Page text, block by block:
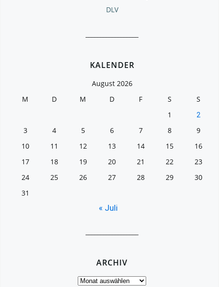
DLV
KALENDER
August 2026
M
D M D F S
S
1
2
3 4 5 6 7 8
9
10
11 12 13 14 15
16
17
18 19 20 21 22
23
24
25 26 27 28 29
30
31
« Juli
ARCHIV
Archiv